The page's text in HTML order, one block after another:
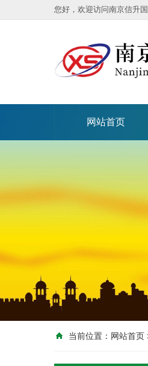
您好，欢迎访问南京信升
网站首页
当前位置： 网站首页